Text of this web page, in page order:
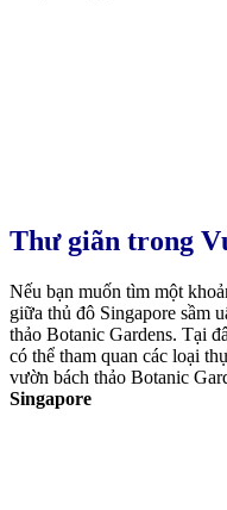
Thư giãn trong
Nếu bạn muốn tìm một
giữa thủ đô Singapore sầm
thảo Botanic Gardens. Tại
có thể tham quan các loại
vườn bách thảo Botanic
Singapore